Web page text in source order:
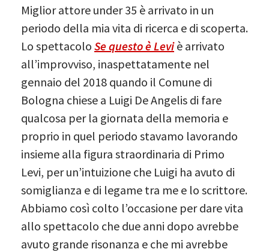
Miglior attore under 35 è arrivato in un
periodo della mia vita di ricerca e di scoperta.
Lo spettacolo Se questo è Leviè arrivato
all’improvviso, inaspettatamente nel
gennaio del 2018 quando il Comune di
Bologna chiese a Luigi De Angelis di fare
qualcosa per la giornata della memoria e
proprio in quel periodo stavamo lavorando
insieme alla figura straordinaria di Primo
Levi, per un’intuizione che Luigi ha avuto di
somiglianza e di legame tra me e lo scrittore.
Abbiamo così colto l’occasione per dare vita
allo spettacolo che due anni dopo avrebbe
avuto grande risonanza e che mi avrebbe